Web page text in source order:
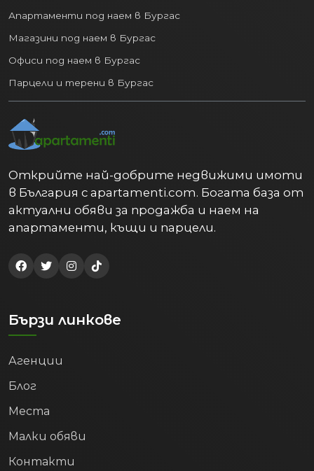
Апартаменти под наем в Бургас
Магазини под наем в Бургас
Офиси под наем в Бургас
Парцели и терени в Бургас
Открийте най-добрите недвижими имоти
в България с apartamenti.com. Богата база от
актуални обяви за продажба и наем на
апартаменти, къщи и парцели.
Бързи линкове
Агенции
Блог
Места
Малки обяви
Контакти